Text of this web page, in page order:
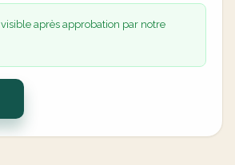
visible après approbation par notre